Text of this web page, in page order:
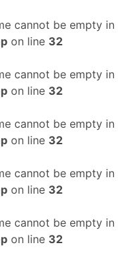
cannot be empty in
on line 32
cannot be empty in
on line 32
cannot be empty in
on line 32
cannot be empty in
on line 32
cannot be empty in
on line 32